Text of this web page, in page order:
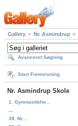
Gallery Nr. Asmindrup
Avanceret Søgning
Start Fremvisning
Nr. Asmindrup Skole
1. Gymnastikho...
38. Nr....